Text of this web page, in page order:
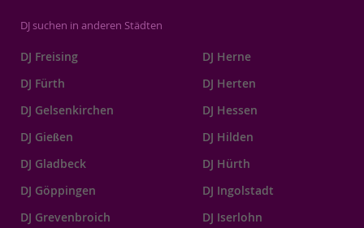
DJ suchen in anderen Städten
DJ Freising
DJ Fürth
DJ Gelsenkirchen
DJ Gießen
DJ Gladbeck
DJ Göppingen
DJ Grevenbroich
DJ Herne
DJ Herten
DJ Hessen
DJ Hilden
DJ Hürth
DJ Ingolstadt
DJ Iserlohn